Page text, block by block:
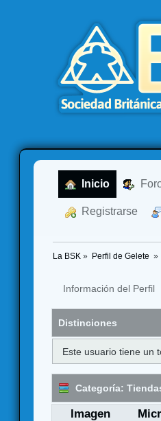
Inicio
Registrarse
La BSK » Perfil de Gelete »
Información del Perfil
Distinciones
Este usuario tiene un
Categoría:
Imagen